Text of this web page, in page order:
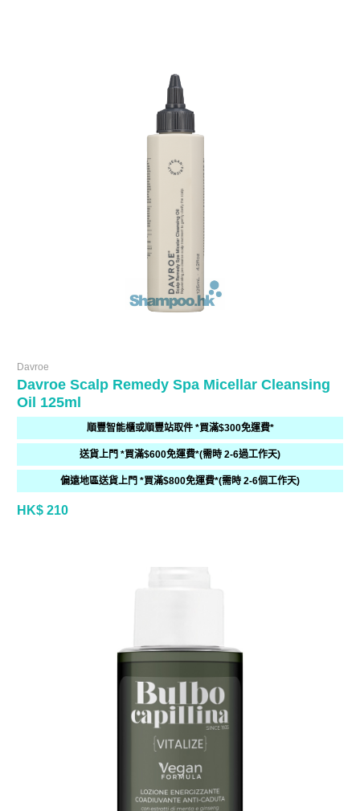
Davroe
Davroe Scalp Remedy Spa Micellar Cleansing
Oil 125ml
順豐智能櫃或順豐站取件 *買滿$300免運費*
送貨上門 *買滿$600免運費*(需時 2-6過工作天)
偏遠地區送貨上門 *買滿$800免運費*(需時 2-6個工作天)
HK$ 210